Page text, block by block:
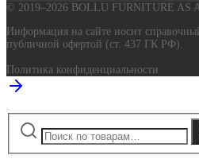
© 2019–2026 BOLLU FURNITURE AS
Информация на сайте носит
публичной офертой (ст. 437 ГК РФ).
Политика конфиденциальности
Искать: